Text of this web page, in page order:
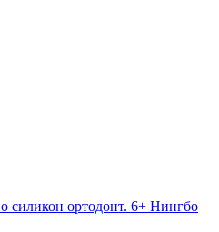
силикон ортодонт. 6+ Нингбо